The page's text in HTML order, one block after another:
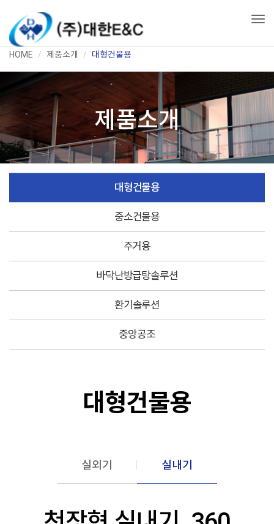
HOME 제품소개 대형건물용
제품소개
대형건물용
중소건물용
주거용
바닥난방급탕솔루션
환기솔루션
중앙공조
대형건물용
실외기 실내기